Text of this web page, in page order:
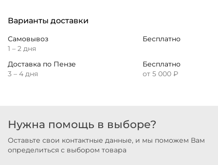
Варианты доставки
Самовывоз
1 – 2 дня
Бесплатно
Доставка по Пензе
3 – 4 дня
Бесплатно
от 5 000 ₽
Нужна помощь в выборе?
Оставьте свои контактные данные, и мы поможем Вам
определиться с выбором товара